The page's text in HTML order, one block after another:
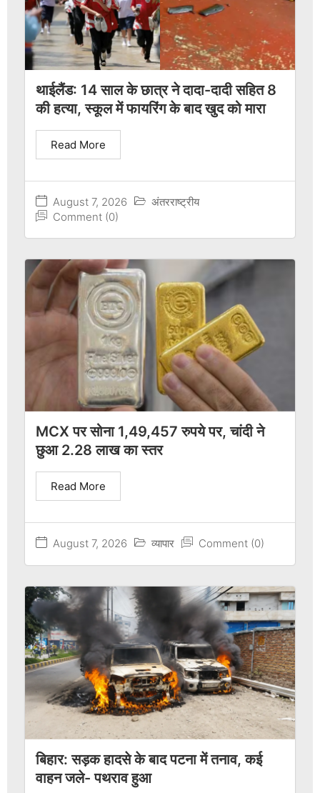
थाईलैंड: 14 साल के छात्र ने दादा-दादी सहित 8
की हत्या, स्कूल में फायरिंग के बाद खुद को मारा
August 7, 2026
अंतरराष्ट्रीय
Comment (0)
Read More
MCX पर सोना 1,49,457 रुपये पर, चांदी ने
छुआ 2.28 लाख का स्तर
August 7, 2026 व्यापार Comment (0)
Read More
बिहार: सड़क हादसे के बाद पटना में तनाव, कई
वाहन जले- पथराव हुआ